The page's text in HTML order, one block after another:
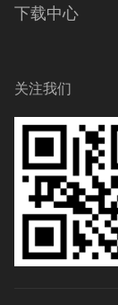
下载中心
关注我们